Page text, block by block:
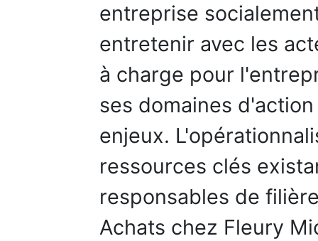
entreprise
entretenir avec les
à charge pour
ses domaines
enjeux.
ressources clés
responsables de
Achats chez Fleury